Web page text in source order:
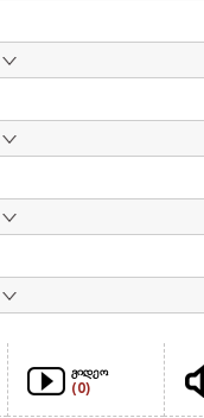
ვიდეო
(0)